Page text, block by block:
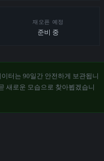
재오픈 예정
준비 중
터는 90일간 안전하게 보관됩니
새로운 모습으로 찾아뵙겠습니